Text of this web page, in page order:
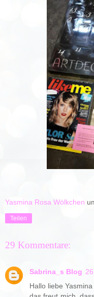
Yasmina Rosa Wölkchen
Teilen
29 Kommentare:
Sabrina_s Blog
Hallo liebe Yasmina